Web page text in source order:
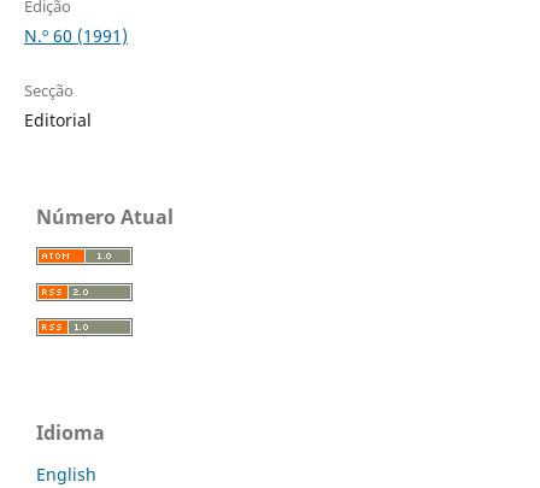
Edição
N.º 60 (1991)
Secção
Editorial
Número Atual
Idioma
English